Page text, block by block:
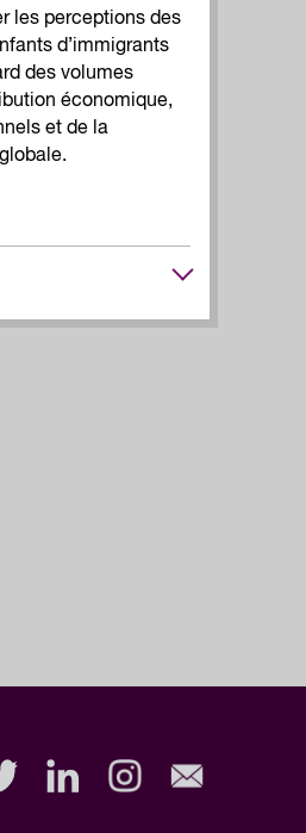
les perceptions des
d’immigrants
des volumes
économique,
et de la